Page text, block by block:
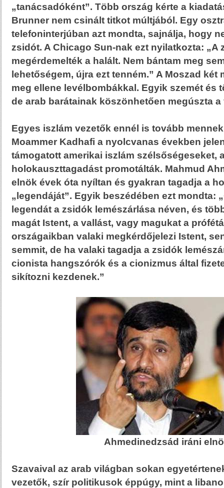
„tanácsadóként”. Több ország kérte a
Brunner nem csinált titkot múltjából. Egy
telefoninterjúban azt mondta, sajnálja, hogy
zsidót. A Chicago Sun-nak ezt nyilatkozta: „A
megérdemelték a halált. Nem bántam meg
lehetőségem, újra ezt tenném.” A Moszad két
meg ellene levélbombákkal. Egyik szemét és
de arab barátainak köszönhetően megúszta
Egyes iszlám vezetők ennél is tovább
Moammer Kadhafi a nyolcvanas években
támogatott amerikai iszlám szélsőségeseket,
holokauszttagadást promotálták. Mahmud
elnök évek óta nyíltan és gyakran tagadja a
„legendáját”. Egyik beszédében ezt mondta:
legendát a zsidók lemészárlása néven, és
magát Istent, a vallást, vagy magukat a
országaikban valaki megkérdőjelezi Istent,
semmit, de ha valaki tagadja a zsidók
cionista hangszórók és a cionizmus által
sikítozni kezdenek.”
Ahmedinedzsád iráni
Szavaival az arab világban sokan
vezetők, szír politikusok éppúgy, mint a